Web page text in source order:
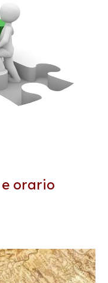
orario